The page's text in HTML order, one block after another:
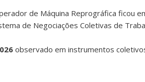
de Máquina Reprográfica ficou
de Negociações Coletivas de
observado em instrumentos